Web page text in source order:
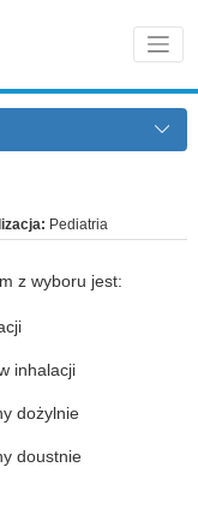
Pediatria
z wyboru jest:
inhalacji
dożylnie
doustnie